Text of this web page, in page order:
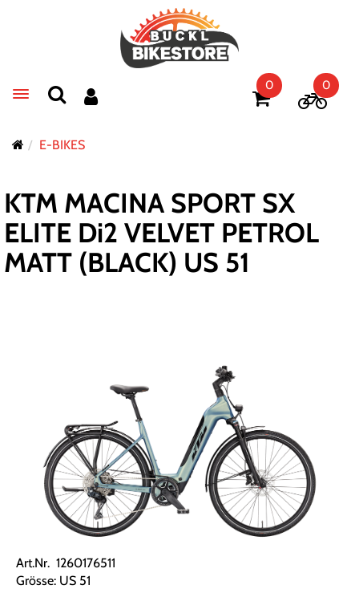
Toggle navigation
0 0
E-BIKES
KTM MACINA SPORT SX
ELITE Di2 VELVET PETROL
MATT (BLACK) US 51
Art.Nr. 1260176511
Grösse: US 51